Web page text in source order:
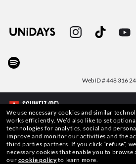
WebID #448 316
WARN- UND SICHERHEITSHINWEISE ZU DEN
DATENSCHUTZERKLÄRUNG
We use necessary cookies and similar
works efficiently. We’d also like to set
technologies for analytics, social and
improve and monitor our activities and the
third parties partners. If you click “refuse”,
necessary cookies that enable you to browse
our cookie policyto learn more.